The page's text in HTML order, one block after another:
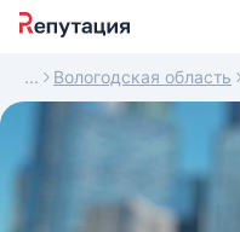
Вологодская область